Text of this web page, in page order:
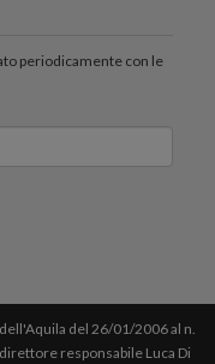
periodicamente con le
del 26/01/2006 al n.
responsabile Luca Di